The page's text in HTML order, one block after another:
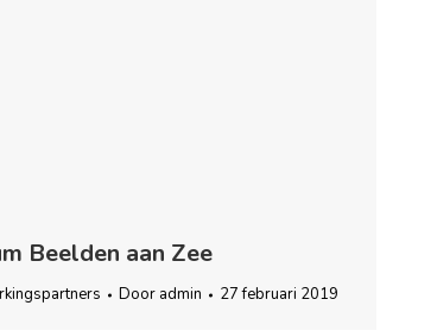
Beelden aan Zee
Door admin 27 februari 2019